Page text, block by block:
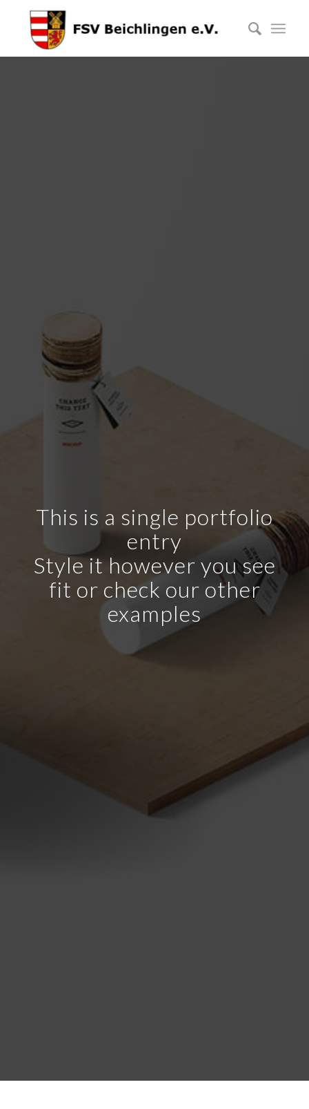
This is a single portfolio
entry
Style it however you see
fit or check our other
examples